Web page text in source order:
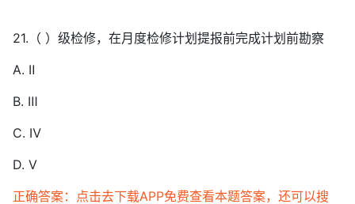
21.（ ）级检修，在月度检修计划提报前完成计划前勘察
A. Ⅱ
B. Ⅲ
C. Ⅳ
D. Ⅴ
正确答案：点击去下载APP免费查看本题答案，还可以搜